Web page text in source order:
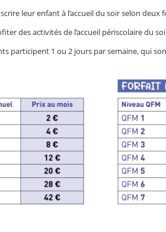
leur enfant à l’accueil du soir selon deux
des activités de l’accueil périscolaire du
participent 1 ou 2 jours par semaine, qui